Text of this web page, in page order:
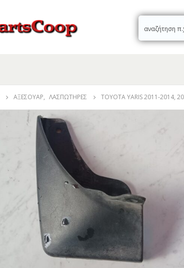
ΑΞΕΣΟΥΆΡ, ΛΑΣΠΩΤΉΡΕΣ TOYOTA YARIS 2011-2014,